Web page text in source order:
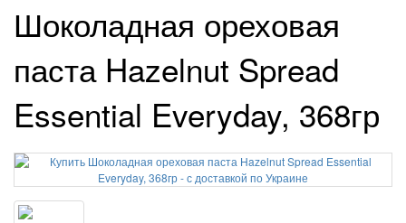
Шоколадная ореховая
паста Hazelnut Spread
Essential Everyday, 368гр